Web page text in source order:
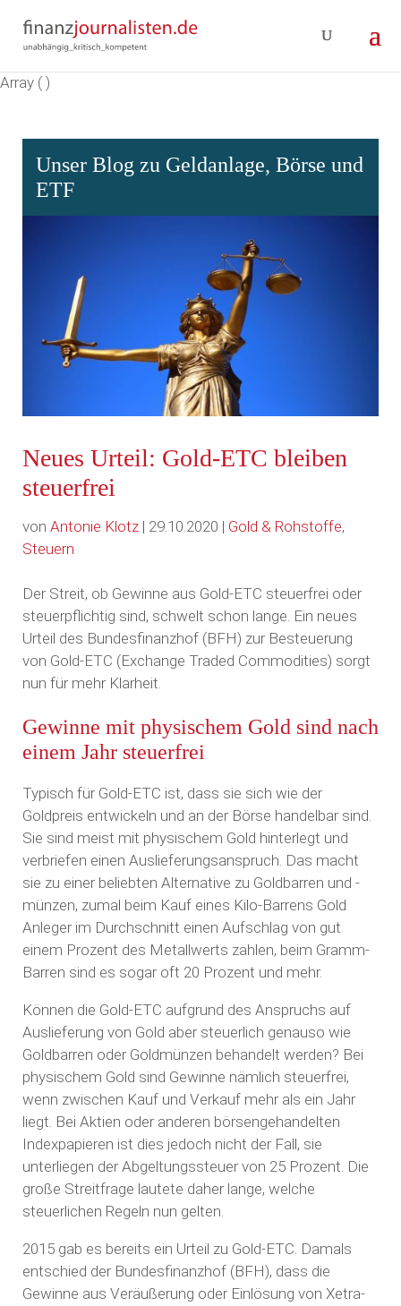
Array ( )
Unser Blog zu Geldanlage, Börse und
ETF
Neues Urteil: Gold-ETC bleiben
steuerfrei
von Antonie Klotz| 29.10.2020 | Gold & Rohstoffe,
Steuern
Der Streit, ob Gewinne aus Gold-ETC steuerfrei oder
steuerpflichtig sind, schwelt schon lange. Ein neues
Urteil des Bundesfinanzhof (BFH) zur Besteuerung
von Gold-ETC (Exchange Traded Commodities) sorgt
nun für mehr Klarheit.
Gewinne mit physischem Gold sind nach
einem Jahr steuerfrei
Typisch für Gold-ETC ist, dass sie sich wie der
Goldpreis entwickeln und an der Börse handelbar sind.
Sie sind meist mit physischem Gold hinterlegt und
verbriefen einen Auslieferungsanspruch. Das macht
sie zu einer beliebten Alternative zu Goldbarren und -
münzen, zumal beim Kauf eines Kilo-Barrens Gold
Anleger im Durchschnitt einen Aufschlag von gut
einem Prozent des Metallwerts zahlen, beim Gramm-
Barren sind es sogar oft 20 Prozent und mehr.
Können die Gold-ETC aufgrund des Anspruchs auf
Auslieferung von Gold aber steuerlich genauso wie
Goldbarren oder Goldmünzen behandelt werden? Bei
physischem Gold sind Gewinne nämlich steuerfrei,
wenn zwischen Kauf und Verkauf mehr als ein Jahr
liegt. Bei Aktien oder anderen börsengehandelten
Indexpapieren ist dies jedoch nicht der Fall, sie
unterliegen der Abgeltungssteuer von 25 Prozent. Die
große Streitfrage lautete daher lange, welche
steuerlichen Regeln nun gelten.
2015 gab es bereits ein Urteil zu Gold-ETC. Damals
entschied der Bundesfinanzhof (BFH), dass die
Gewinne aus Veräußerung oder Einlösung von Xetra-